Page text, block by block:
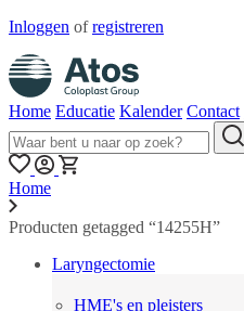
Inloggen ofregistreren
Home Educatie Kalender Contact
Home
Producten getagged “14255H”
Laryngectomie
HME's en pleisters